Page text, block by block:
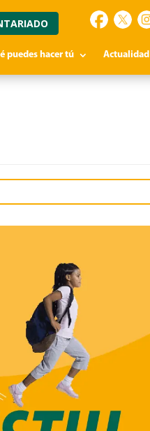
puedes hacer tú Actualidad